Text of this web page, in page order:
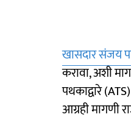
खासदार संजय
करावा, अशी
पथकाद्वारे
आग्रही मागणी